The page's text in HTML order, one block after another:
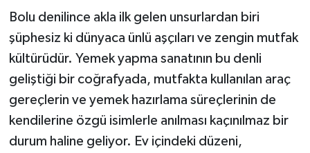
Bolu denilince akla ilk gelen unsurlardan biri
şüphesiz ki dünyaca ünlü aşçıları ve zengin mutfak
kültürüdür. Yemek yapma sanatının bu denli
geliştiği bir coğrafyada, mutfakta kullanılan araç
gereçlerin ve yemek hazırlama süreçlerinin de
kendilerine özgü isimlerle anılması kaçınılmaz bir
durum haline geliyor. Ev içindeki düzeni,